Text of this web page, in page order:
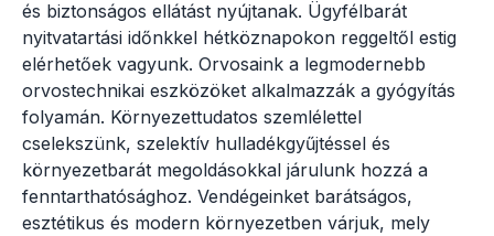
és biztonságos ellátást nyújtanak. Ügyfélbarát
nyitvatartási időnkkel hétköznapokon reggeltől estig
elérhetőek vagyunk. Orvosaink a legmodernebb
orvostechnikai eszközöket alkalmazzák a gyógyítás
folyamán. Környezettudatos szemlélettel
cselekszünk, szelektív hulladékgyűjtéssel és
környezetbarát megoldásokkal járulunk hozzá a
fenntarthatósághoz. Vendégeinket barátságos,
esztétikus és modern környezetben várjuk, mely